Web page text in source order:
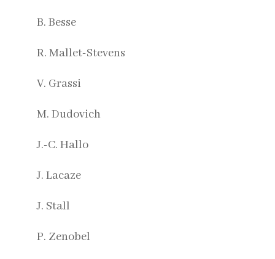
B. Besse
R. Mallet-Stevens
V. Grassi
M. Dudovich
J.-C. Hallo
J. Lacaze
J. Stall
P. Zenobel